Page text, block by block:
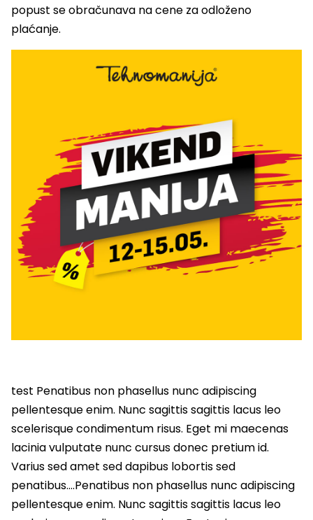
popust se obračunava na cene za odloženo
plaćanje.
test Penatibus non phasellus nunc adipiscing
pellentesque enim. Nunc sagittis sagittis lacus leo
scelerisque condimentum risus. Eget mi maecenas
lacinia vulputate nunc cursus donec pretium id.
Varius sed amet sed dapibus lobortis sed
penatibus….Penatibus non phasellus nunc adipiscing
pellentesque enim. Nunc sagittis sagittis lacus leo